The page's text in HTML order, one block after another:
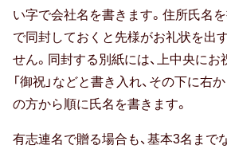
70代女性
同僚
80代女性
部下・後輩
い字で会社名を書きます。住所氏名
で同封しておくと先様がお礼状を出
せん。同封する別紙には、上中央にお
「御祝」などと書き入れ、その下に右
の方から順に氏名を書きます。
有志連名で贈る場合も、基本3名まで